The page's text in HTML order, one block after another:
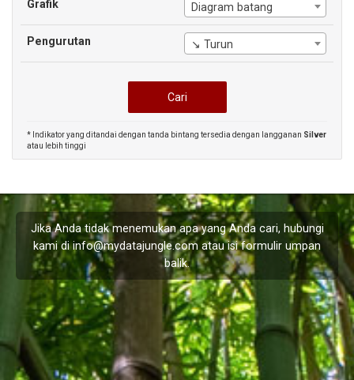
Grafik Diagram batang
Pengurutan ↘ Turun
* Indikator yang ditandai dengan tanda bintang tersedia dengan langganan Silver
atau lebih tinggi
Jika Anda tidak menemukan apa yang Anda cari, hubungi
kami diinfo@mydatajungle.com atau isi formulir umpan
balik.